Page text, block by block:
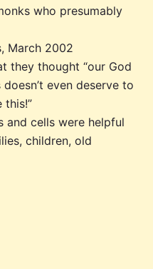
who presumably
March 2002
they thought “our God
even deserve to
this!”
and cells were helpful
children, old